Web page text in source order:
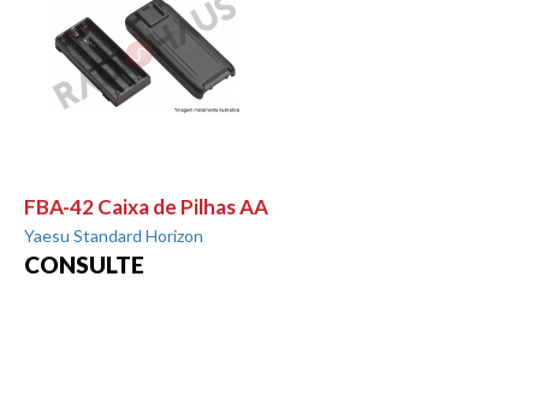
FBA-42 Caixa de Pilhas AA
Yaesu Standard Horizon
CONSULTE